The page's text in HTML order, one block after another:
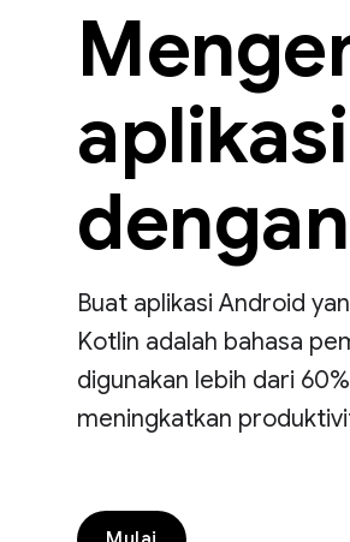
Buat aplikasi Android
Kotlin adalah bahasa
digunakan lebih dari
meningkatkan